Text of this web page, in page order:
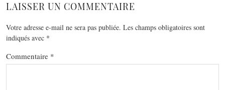
LAISSER UN COMMENTAIRE
Votre adresse e-mail ne sera pas publiée. Les champs obligatoires sont
indiqués avec *
Commentaire *